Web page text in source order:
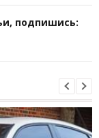
подпишись: